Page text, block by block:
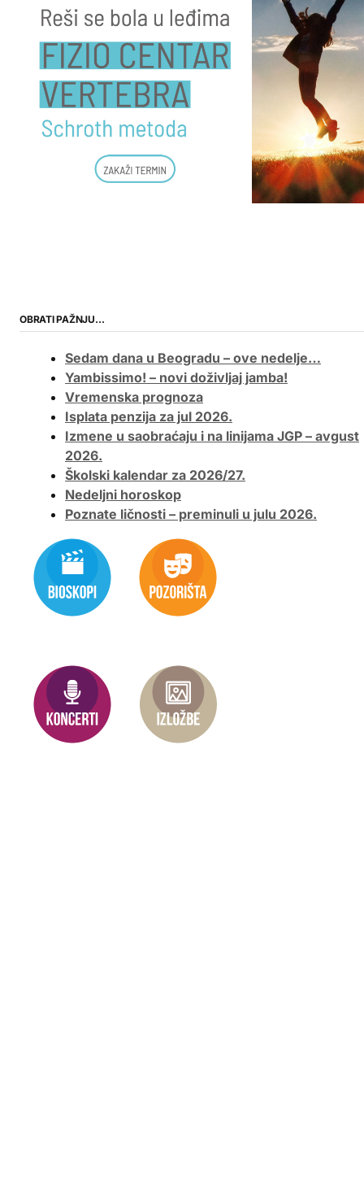
OBRATI PAŽNJU…
Sedam dana u Beogradu – ove nedelje…
Yambissimo! – novi doživljaj jamba!
Vremenska prognoza
Isplata penzija za jul 2026.
Izmene u saobraćaju i na linijama JGP – avgust
2026.
Školski kalendar za 2026/27.
Nedeljni horoskop
Poznate ličnosti – preminuli u julu 2026.